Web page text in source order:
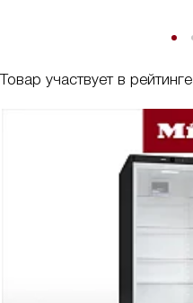
Товар участвует в рейтинге